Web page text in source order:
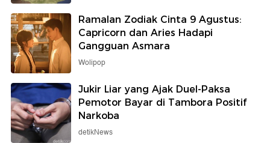
Ramalan Zodiak Cinta 9 Agustus:
Capricorn dan Aries Hadapi
Gangguan Asmara
Wolipop
Jukir Liar yang Ajak Duel-Paksa
Pemotor Bayar di Tambora Positif
Narkoba
detikNews